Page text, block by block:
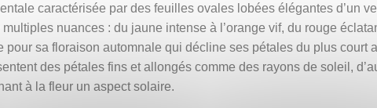
caractérisée par des feuilles ovales lobées élégantes d’un
nuances : du jaune intense à l’orange vif, du rouge
pour sa floraison automnale qui décline ses pétales du plus court
des pétales fins et allongés comme des rayons de soleil,
à la fleur un aspect solaire.